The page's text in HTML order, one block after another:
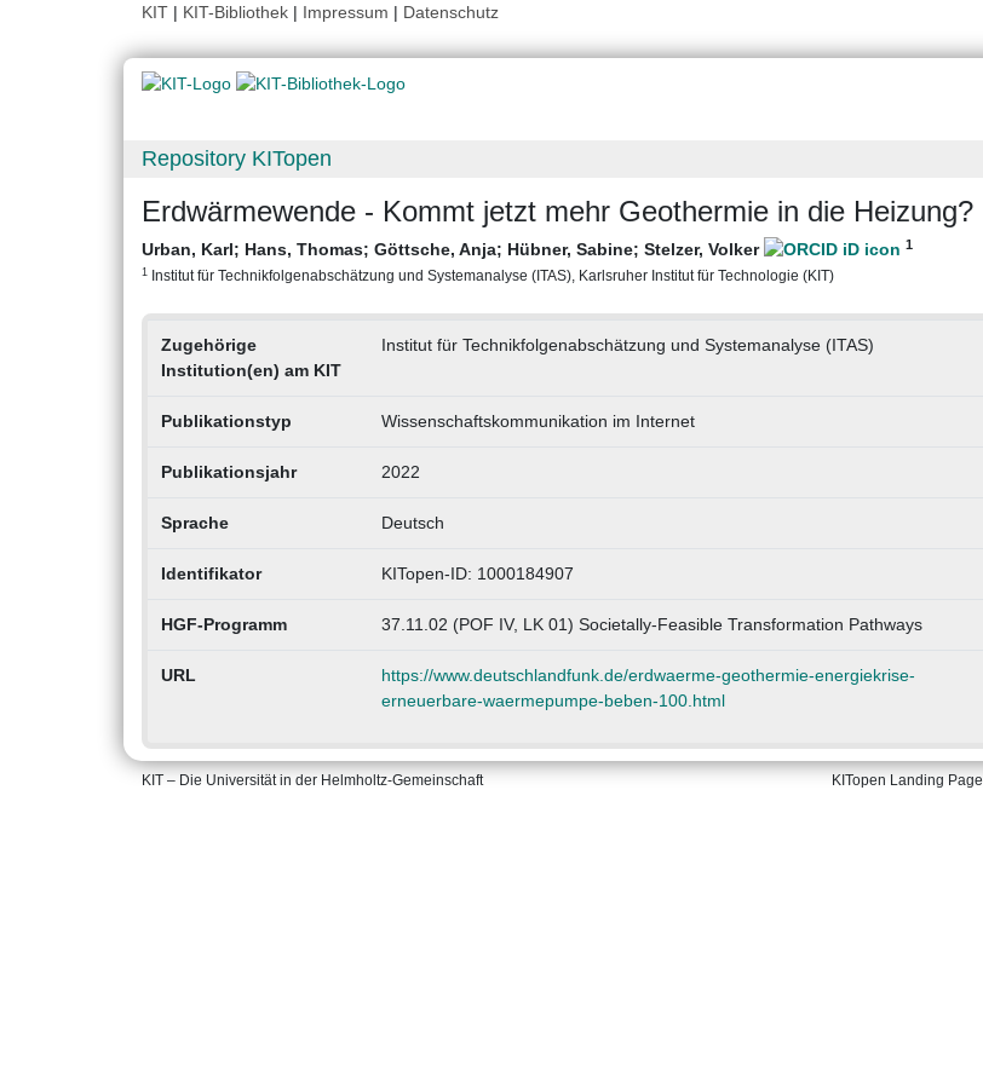
KIT | KIT-Bibliothek | Impressum | Datenschutz
Repository KITopen
Erdwärmewende - Kommt jetzt mehr Geothermie in die Heizung?
Urban, Karl; Hans, Thomas; Göttsche, Anja; Hübner, Sabine; Stelzer, Volker 1
1 Institut für Technikfolgenabschätzung und Systemanalyse (ITAS), Karlsruher Institut für Technologie (KIT)
Zugehörige
Institution(en) am KIT
Institut für Technikfolgenabschätzung und Systemanalyse (ITAS)
Publikationstyp Wissenschaftskommunikation im Internet
Publikationsjahr 2022
Sprache Deutsch
Identifikator KITopen-ID: 1000184907
HGF-Programm 37.11.02 (POF IV, LK 01) Societally-Feasible Transformation Pathways
URL
https://www.deutschlandfunk.de/erdwaerme-geothermie-energiekrise-
erneuerbare-waermepumpe-beben-100.html
KIT – Die Universität in der Helmholtz-Gemeinschaft KITopen Landing Page